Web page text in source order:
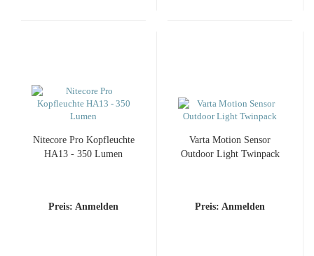
Nitecore Pro Kopfleuchte
HA13 - 350 Lumen
Preis: Anmelden
Varta Motion Sensor
Outdoor Light Twinpack
Preis: Anmelden